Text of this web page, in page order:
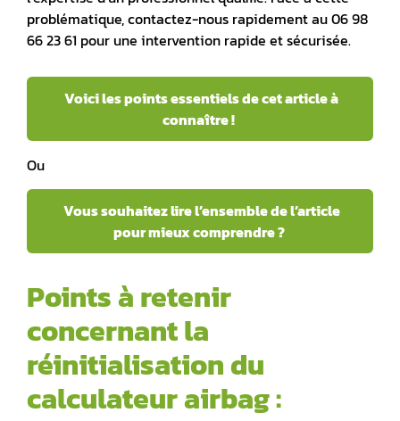
problématique, contactez-nous rapidement au 06 98
66 23 61 pour une intervention rapide et sécurisée.
Voici les points essentiels de cet article à
connaître !
Ou
Vous souhaitez lire l’ensemble de l’article
pour mieux comprendre ?
Points à retenir
concernant la
réinitialisation du
calculateur airbag :